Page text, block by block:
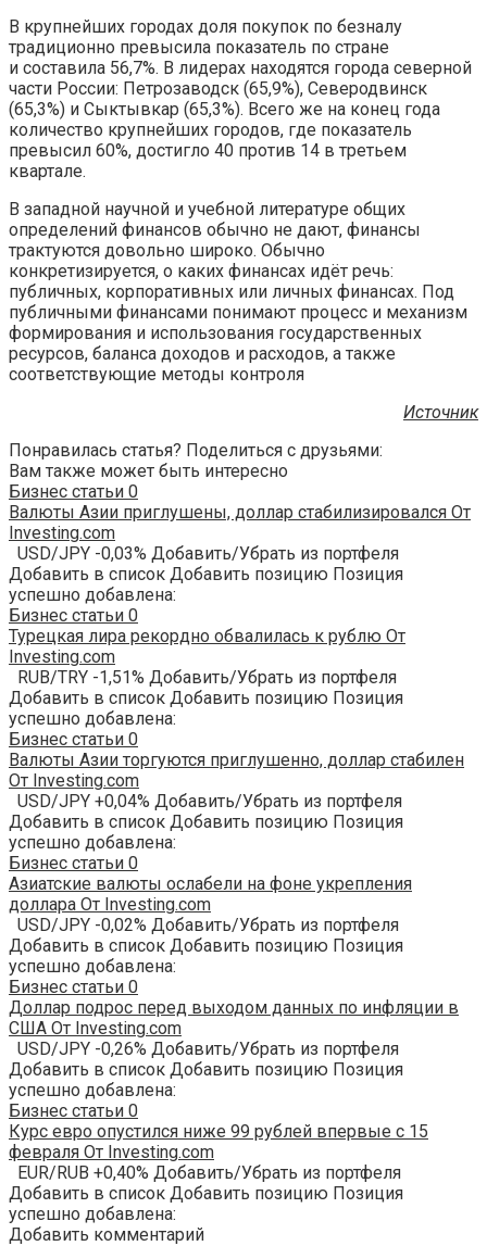
В крупнейших городах доля покупок по безналу
традиционно превысила показатель по стране
и составила 56,7%. В лидерах находятся города северной
части России: Петрозаводск (65,9%), Северодвинск
(65,3%) и Сыктывкар (65,3%). Всего же на конец года
количество крупнейших городов, где показатель
превысил 60%, достигло 40 против 14 в третьем
квартале.
В западной научной и учебной литературе общих
определений финансов обычно не дают, финансы
трактуются довольно широко. Обычно
конкретизируется, о каких финансах идёт речь:
публичных, корпоративных или личных финансах. Под
публичными финансами понимают процесс и механизм
формирования и использования государственных
ресурсов, баланса доходов и расходов, а также
соответствующие методы контроля
Источник
Понравилась статья? Поделиться с друзьями:
Вам также может быть интересно
Бизнес статьи 0
Валюты Азии приглушены, доллар стабилизировался От
Investing.com
USD/JPY -0,03% Добавить/Убрать из портфеля
Добавить в список Добавить позицию Позиция
успешно добавлена:
Бизнес статьи 0
Турецкая лира рекордно обвалилась к рублю От
Investing.com
RUB/TRY -1,51% Добавить/Убрать из портфеля
Добавить в список Добавить позицию Позиция
успешно добавлена:
Бизнес статьи 0
Валюты Азии торгуются приглушенно, доллар стабилен
От Investing.com
USD/JPY +0,04% Добавить/Убрать из портфеля
Добавить в список Добавить позицию Позиция
успешно добавлена:
Бизнес статьи 0
Азиатские валюты ослабели на фоне укрепления
доллара От Investing.com
USD/JPY -0,02% Добавить/Убрать из портфеля
Добавить в список Добавить позицию Позиция
успешно добавлена:
Бизнес статьи 0
Доллар подрос перед выходом данных по инфляции в
США От Investing.com
USD/JPY -0,26% Добавить/Убрать из портфеля
Добавить в список Добавить позицию Позиция
успешно добавлена:
Бизнес статьи 0
Курс евро опустился ниже 99 рублей впервые с 15
февраля От Investing.com
EUR/RUB +0,40% Добавить/Убрать из портфеля
Добавить в список Добавить позицию Позиция
успешно добавлена:
Добавить комментарий